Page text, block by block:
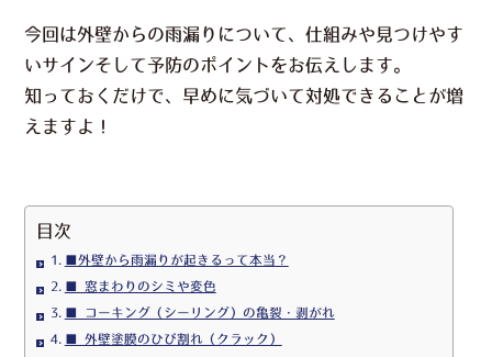
今回は外壁からの雨漏りについて、仕組みや見つけやす
いサインそして予防のポイントをお伝えします。
知っておくだけで、早めに気づいて対処できることが増
えますよ！
目次
■外壁から雨漏りが起きるって本当？
■ 窓まわりのシミや変色
■ コーキング（シーリング）の亀裂・剥がれ
■ 外壁塗膜のひび割れ（クラック）